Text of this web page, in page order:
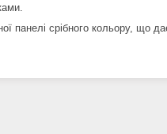
панелі срібного кольору, що